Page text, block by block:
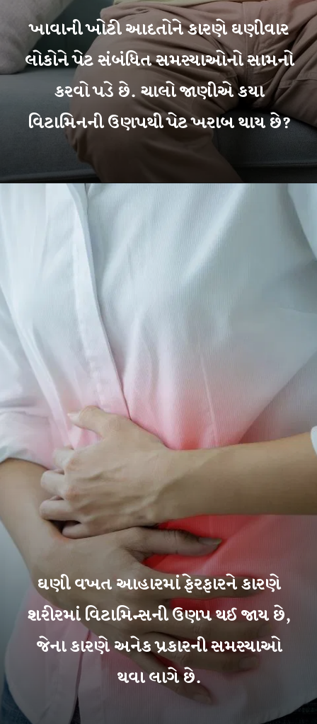
ખાવાની ખોટી આદતોને કારણે ઘણીવાર
લોકોને પેટ સંબંધિત સમસ્યાઓનો સામનો
કરવો પડે છે. ચાલો જાણીએ કયા
વિટામિનની ઉણપથી પેટ ખરાબ થાય છે?
ઘણી વખત આહારમાં ફેરફારને કારણે
શરીરમાં વિટામિન્સની ઉણપ થઈ જાય છે,
જેના કારણે અનેક પ્રકારની સમસ્યાઓ
થવા લાગે છે.